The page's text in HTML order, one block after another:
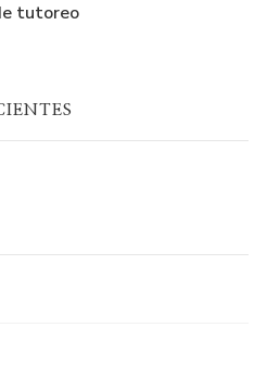
tutoreo